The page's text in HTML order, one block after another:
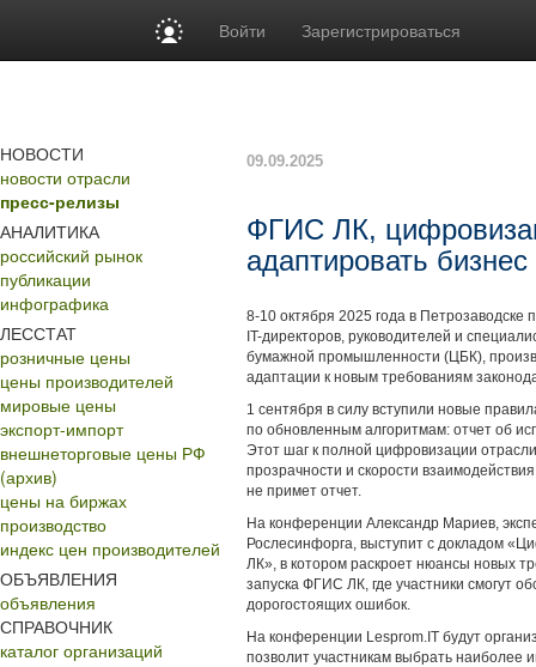
Войти Зарегистрироваться
НОВОСТИ
новости отрасли
пресс-релизы
АНАЛИТИКА
российский рынок
публикации
инфографика
ЛЕССТАТ
розничные цены
цены производителей
мировые цены
экспорт-импорт
внешнеторговые цены РФ
(архив)
цены на биржах
производство
индекс цен производителей
ОБЪЯВЛЕНИЯ
объявления
СПРАВОЧНИК
каталог организаций
09.09.2025
ФГИС ЛК,
адаптировать
8-10 октября 2025 года в
IT-директоров, руководителей и
бумажной промышленности (ЦБК),
адаптации к новым требованиям
1 сентября в силу вступили новые
по обновленным алгоритмам: отчет об
Этот шаг к полной цифровизации
прозрачности и скорости
не примет отчет.
На конференции Александр Мариев,
Рослесинфорга, выступит с докладом
ЛК», в котором раскроет нюансы новых
запуска ФГИС ЛК, где участники смогут
дорогостоящих ошибок.
На конференции Lesprom.IT будут
позволит участникам выбрать наиболее